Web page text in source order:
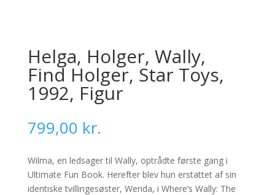
Helga, Holger, Wally,
Find Holger, Star Toys,
1992, Figur
799,00 kr.
Wilma, en ledsager til Wally, optrådte første gang i
Ultimate Fun Book. Herefter blev hun erstattet af sin
identiske tvillingesøster, Wenda, i Where’s Wally: The